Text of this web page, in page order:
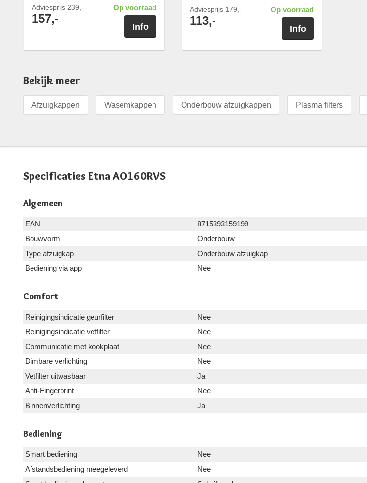
Adviesprijs 239,-
157,-
Op voorraad
Info
Adviesprijs 179,-
113,-
Op voorraad
Info
Bekijk meer
Afzuigkappen Wasemkappen Onderbouw afzuigkappen Plasma filters
Specificaties Etna AO160RVS
Algemeen
EAN
8715393159199
Bouwvorm
Onderbouw
Type afzuigkap
Onderbouw afzuigkap
Bediening via app
Nee
Comfort
Reinigingsindicatie geurfilter
Nee
Reinigingsindicatie vetfilter
Nee
Communicatie met kookplaat
Nee
Dimbare verlichting
Nee
Vetfilter uitwasbaar
Ja
Anti-Fingerprint
Nee
Binnenverlichting
Ja
Bediening
Smart bediening
Nee
Afstandsbediening meegeleverd
Nee